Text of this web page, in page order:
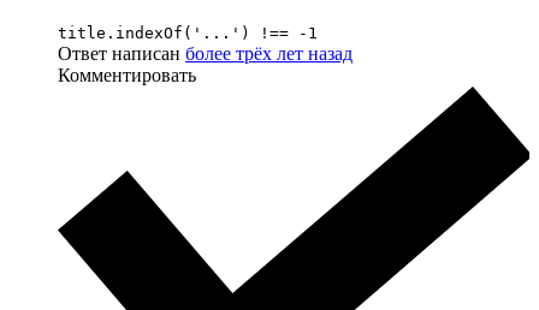
title.indexOf('...') !== -1
Ответ написан более трёх лет назад
Комментировать